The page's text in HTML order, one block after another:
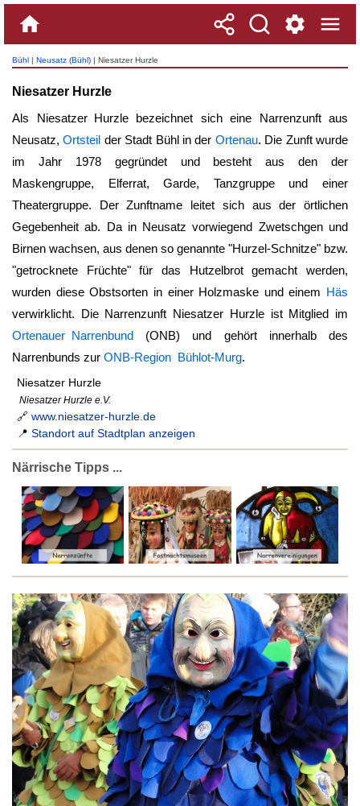
Bühl | Neusatz (Bühl) | Niesatzer Hurzle
Niesatzer Hurzle
Als Niesatzer Hurzlebezeichnet sich eine Narrenzunft aus
Neusatz,Ortsteil der Stadt Bühl in der Ortenau. Die Zunft wurde
im Jahr 1978 gegründet und besteht aus den der
Maskengruppe, Elferrat, Garde, Tanzgruppe und einer
Theatergruppe. Der Zunftname leitet sich aus der örtlichen
Gegebenheit ab. Da in Neusatz vorwiegend Zwetschgen und
Birnen wachsen, aus denen so genannte "Hurzel-Schnitze" bzw.
"getrocknete Früchte" für das Hutzelbrot gemacht werden,
wurden diese Obstsorten in einer Holzmaske und einem Häs
verwirklicht. Die Narrenzunft Niesatzer Hurzle ist Mitglied im
Ortenauer Narrenbund (ONB) und gehört innerhalb des
Narrenbunds zur ONB-Region Bühlot-Murg.
Niesatzer Hurzle
Niesatzer Hurzle e.V.
🔗 www.niesatzer-hurzle.de
📍 Standort auf Stadtplan anzeigen
Närrische Tipps ...